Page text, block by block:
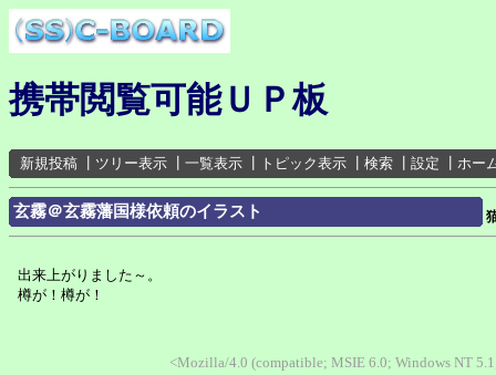
携帯閲覧可能ＵＰ板
新規投稿 ツリー表示 一覧表示 トピック表示 検索 設定 ホー
玄霧＠玄霧藩国様依頼のイラスト
出来上がりました～。
樽が！樽が！
<Mozilla/4.0 (compatible; MSIE 6.0; Windows NT